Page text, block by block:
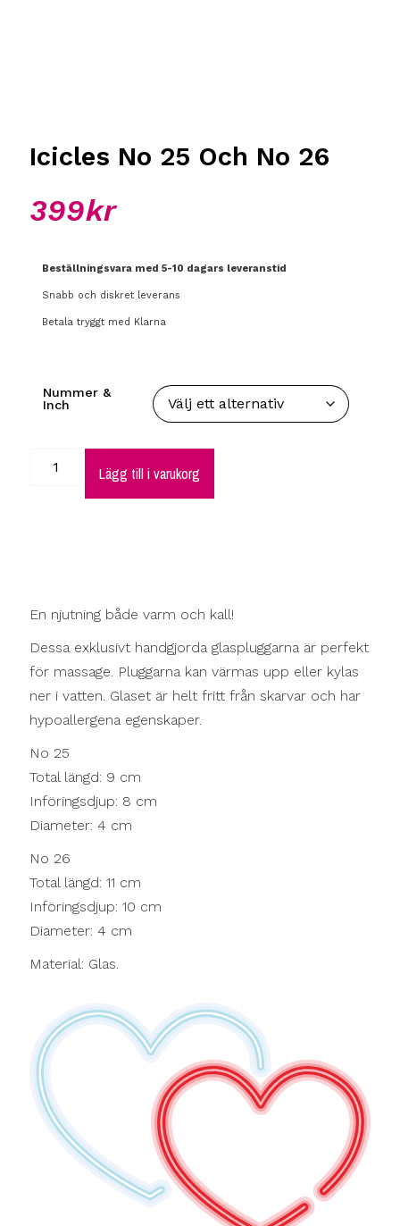
Icicles No 25 Och No 26
399kr
Beställningsvara med 5-10 dagars leveranstid
Snabb och diskret leverans
Betala tryggt med Klarna
Nummer &
Inch
Lägg till i varukorg
En njutning både varm och kall!
Dessa exklusivt handgjorda glaspluggarna är perfekt
för massage. Pluggarna kan värmas upp eller kylas
ner i vatten. Glaset är helt fritt från skarvar och har
hypoallergena egenskaper.
No 25
Total längd: 9 cm
Införingsdjup: 8 cm
Diameter: 4 cm
No 26
Total längd: 11 cm
Införingsdjup: 10 cm
Diameter: 4 cm
Material: Glas.